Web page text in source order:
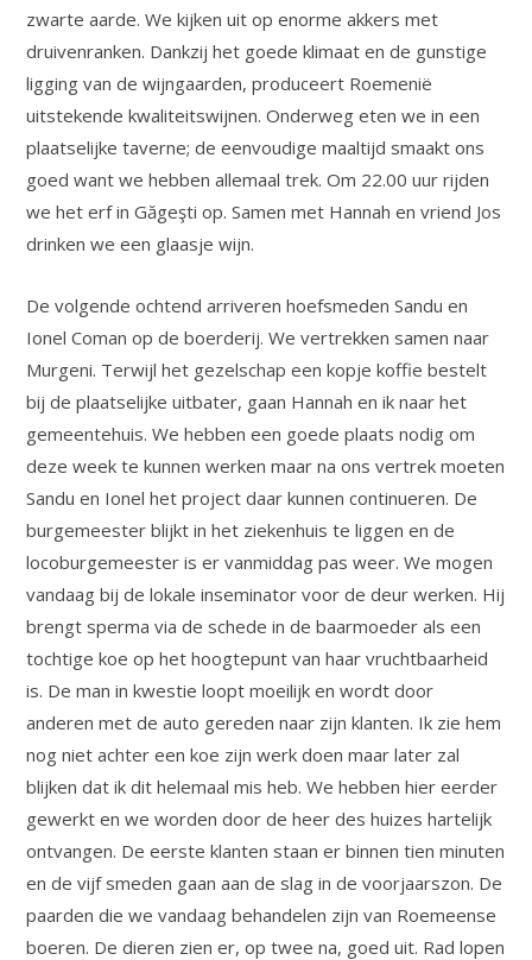
zwarte aarde. We kijken uit op enorme akkers met
druivenranken. Dankzij het goede klimaat en de gunstige
ligging van de wijngaarden, produceert Roemenië
uitstekende kwaliteitswijnen. Onderweg eten we in een
plaatselijke taverne; de eenvoudige maaltijd smaakt ons
goed want we hebben allemaal trek. Om 22.00 uur rijden
we het erf in Găgeşti op. Samen met Hannah en vriend Jos
drinken we een glaasje wijn.
De volgende ochtend arriveren hoefsmeden Sandu en
Ionel Coman op de boerderij. We vertrekken samen naar
Murgeni. Terwijl het gezelschap een kopje koffie bestelt
bij de plaatselijke uitbater, gaan Hannah en ik naar het
gemeentehuis. We hebben een goede plaats nodig om
deze week te kunnen werken maar na ons vertrek moeten
Sandu en Ionel het project daar kunnen continueren. De
burgemeester blijkt in het ziekenhuis te liggen en de
locoburgemeester is er vanmiddag pas weer. We mogen
vandaag bij de lokale inseminator voor de deur werken. Hij
brengt sperma via de schede in de baarmoeder als een
tochtige koe op het hoogtepunt van haar vruchtbaarheid
is. De man in kwestie loopt moeilijk en wordt door
anderen met de auto gereden naar zijn klanten. Ik zie hem
nog niet achter een koe zijn werk doen maar later zal
blijken dat ik dit helemaal mis heb. We hebben hier eerder
gewerkt en we worden door de heer des huizes hartelijk
ontvangen. De eerste klanten staan er binnen tien minuten
en de vijf smeden gaan aan de slag in de voorjaarszon. De
paarden die we vandaag behandelen zijn van Roemeense
boeren. De dieren zien er, op twee na, goed uit. Rad lopen